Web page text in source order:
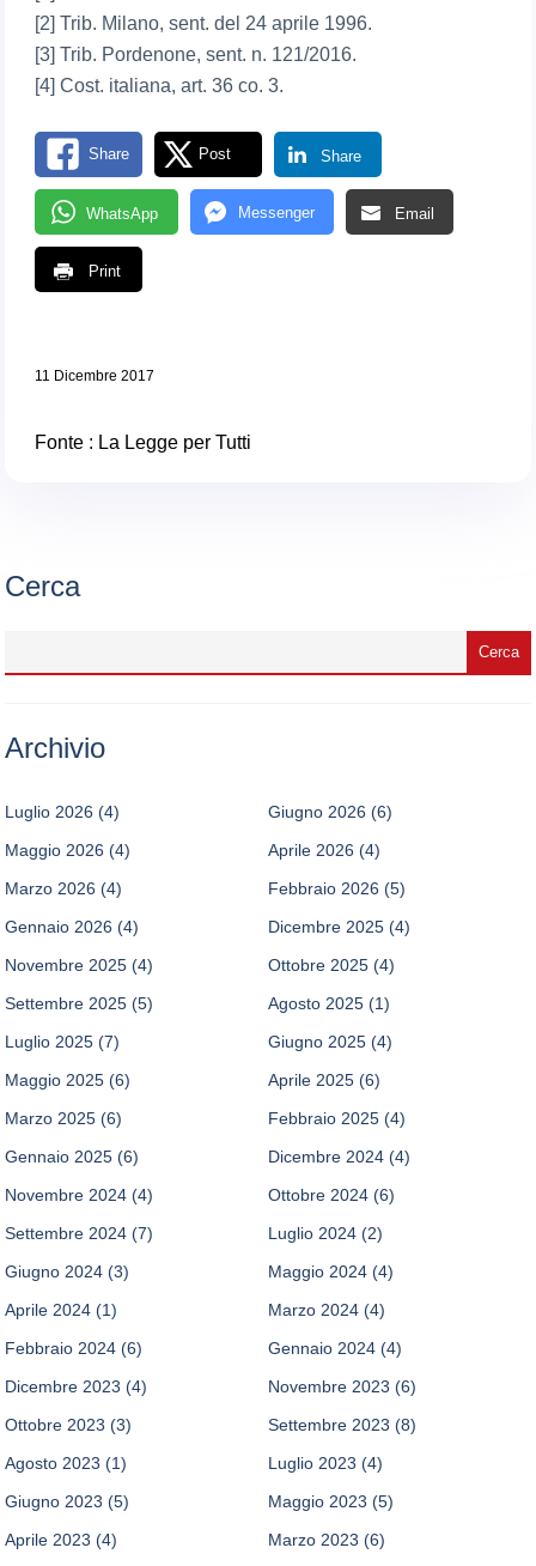
[2] Trib. Milano, sent. del 24 aprile 1996.
[3] Trib. Pordenone, sent. n. 121/2016.
[4] Cost. italiana, art. 36 co. 3.
Share Post Share
WhatsApp Messenger Email
Print
11 Dicembre 2017
Fonte : La Legge per Tutti
Cerca
Archivio
Luglio 2026 (4) Giugno 2026 (6)
Maggio 2026 (4) Aprile 2026 (4)
Marzo 2026 (4) Febbraio 2026 (5)
Gennaio 2026 (4) Dicembre 2025 (4)
Novembre 2025 (4) Ottobre 2025 (4)
Settembre 2025 (5) Agosto 2025 (1)
Luglio 2025 (7) Giugno 2025 (4)
Maggio 2025 (6) Aprile 2025 (6)
Marzo 2025 (6) Febbraio 2025 (4)
Gennaio 2025 (6) Dicembre 2024 (4)
Novembre 2024 (4) Ottobre 2024 (6)
Settembre 2024 (7) Luglio 2024 (2)
Giugno 2024 (3) Maggio 2024 (4)
Aprile 2024 (1) Marzo 2024 (4)
Febbraio 2024 (6) Gennaio 2024 (4)
Dicembre 2023 (4) Novembre 2023 (6)
Ottobre 2023 (3) Settembre 2023 (8)
Agosto 2023 (1) Luglio 2023 (4)
Giugno 2023 (5) Maggio 2023 (5)
Aprile 2023 (4) Marzo 2023 (6)